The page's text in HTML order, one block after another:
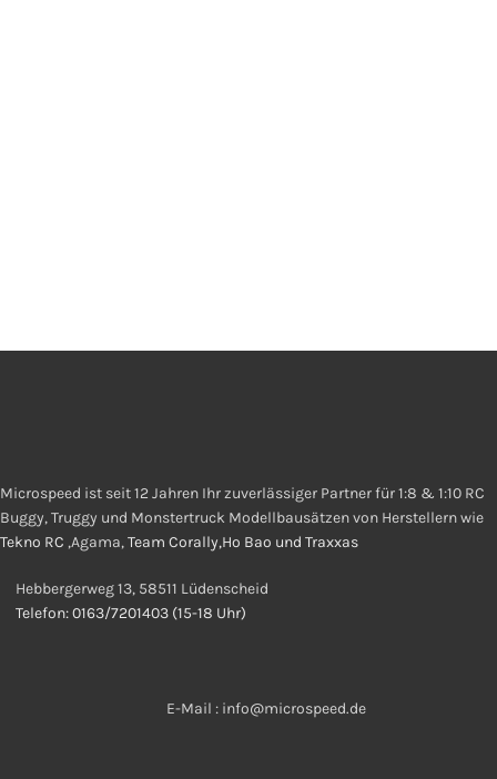
Microspeed ist seit 12 Jahren Ihr zuverlässiger Partner für 1:8 & 1:10 RC
Buggy, Truggy und Monstertruck Modellbausätzen von Herstellern wie
Tekno RC ,Agama,Team Corally,Ho Bao und Traxxas
Hebbergerweg 13, 58511 Lüdenscheid
Telefon: 0163/7201403 (15-18 Uhr)
E-Mail : info@microspeed.de